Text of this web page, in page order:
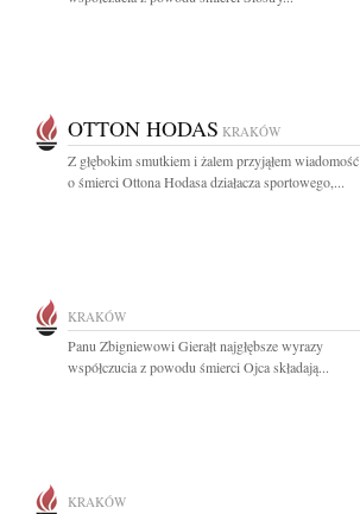
OTTON HODAS KRAKÓW
Z głębokim smutkiem i żalem przyjąłem wiadomość
o śmierci Ottona Hodasa działacza sportowego,...
KRAKÓW
Panu Zbigniewowi Gierałt najgłębsze wyrazy
współczucia z powodu śmierci Ojca składają...
KRAKÓW